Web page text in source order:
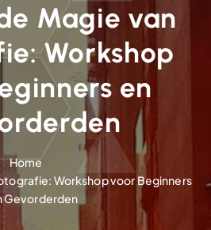
Magie van
Workshop
en
Home
Workshop voor Beginners
Gevorderden